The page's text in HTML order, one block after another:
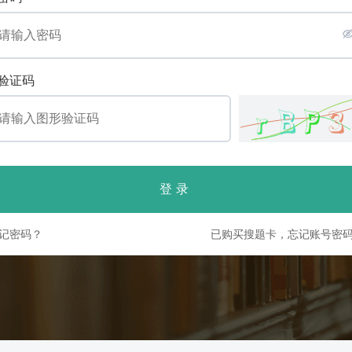
证码
登录
密码？ 已购买搜题卡，忘记账号密